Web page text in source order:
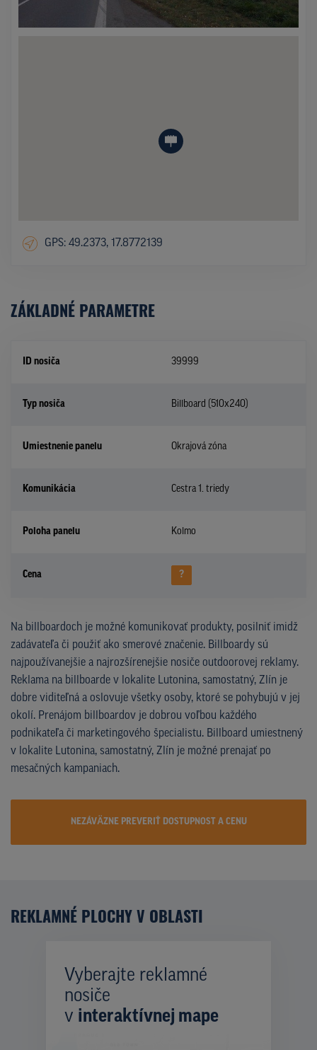
GPS: 49.2373, 17.8772139
ZÁKLADNÉ PARAMETRE
ID nosiča 39999
Typ nosiča Billboard (510x240)
Umiestnenie panelu Okrajová zóna
Komunikácia Cestra 1. triedy
Poloha panelu Kolmo
Cena ?
Na billboardoch je možné komunikovať produkty, posilniť imidž
zadávateľa či použiť ako smerové značenie. Billboardy sú
najpoužívanejšie a najrozšírenejšie nosiče outdoorovej reklamy.
Reklama na billboarde v lokalite Lutonina, samostatný, Zlín je
dobre viditeľná a oslovuje všetky osoby, ktoré se pohybujú v jej
okolí. Prenájom billboardov je dobrou voľbou každého
podnikateľa či marketingového špecialistu. Billboard umiestnený
v lokalite Lutonina, samostatný, Zlín je možné prenajať po
mesačných kampaniach.
NEZÁVÄZNE PREVERIŤ DOSTUPNOST A CENU
REKLAMNÉ PLOCHY V OBLASTI
Vyberajte reklamné
nosiče
v interaktívnej mape